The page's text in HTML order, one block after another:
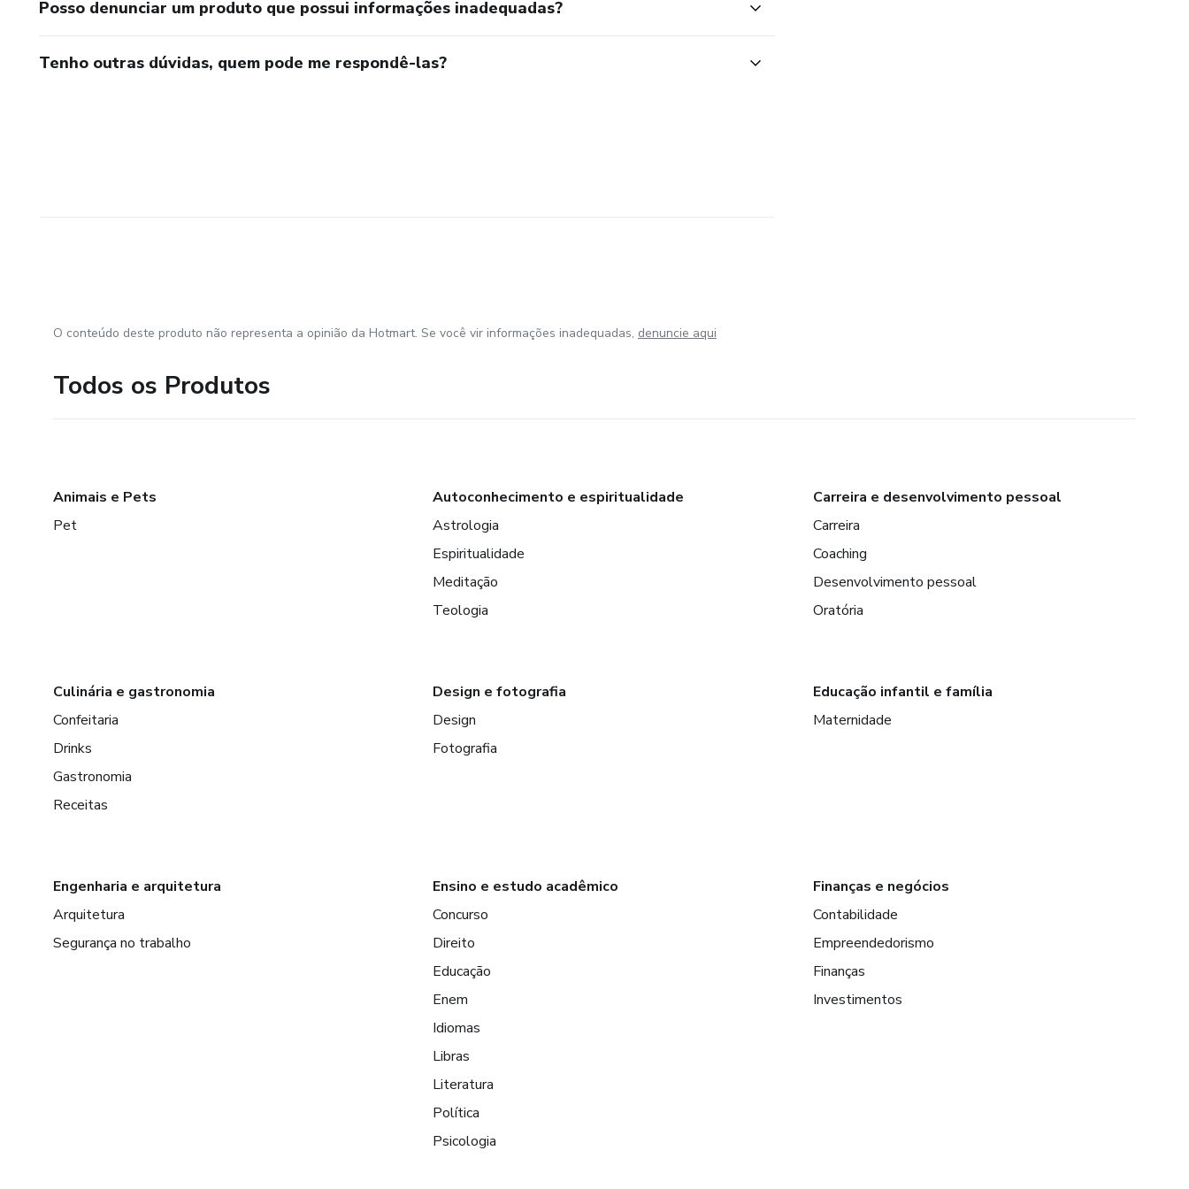
Posso denunciar um produto que possui informações inadequadas?
Tenho outras dúvidas, quem pode me respondê-las?
O conteúdo deste produto não representa a opinião da Hotmart. Se você vir informações inadequadas, denuncie aqui
Todos os Produtos
Animais e Pets
Pet
Autoconhecimento e espiritualidade
Astrologia
Espiritualidade
Meditação
Teologia
Carreira e desenvolvimento pessoal
Carreira
Coaching
Desenvolvimento pessoal
Oratória
Culinária e gastronomia
Confeitaria
Drinks
Gastronomia
Receitas
Design e fotografia
Design
Fotografia
Educação infantil e família
Maternidade
Engenharia e arquitetura
Arquitetura
Segurança no trabalho
Ensino e estudo acadêmico
Concurso
Direito
Educação
Enem
Idiomas
Libras
Literatura
Política
Psicologia
Finanças e negócios
Contabilidade
Empreendedorismo
Finanças
Investimentos